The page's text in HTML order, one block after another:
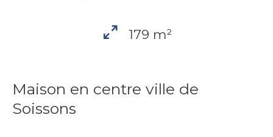
179 m²
Maison en centre ville de
Soissons